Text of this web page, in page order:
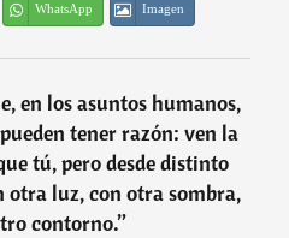
WhatsApp Imagen
en los asuntos humanos,
tener razón: ven la
tú, pero desde distinto
otra luz, con otra sombra,
contorno.”